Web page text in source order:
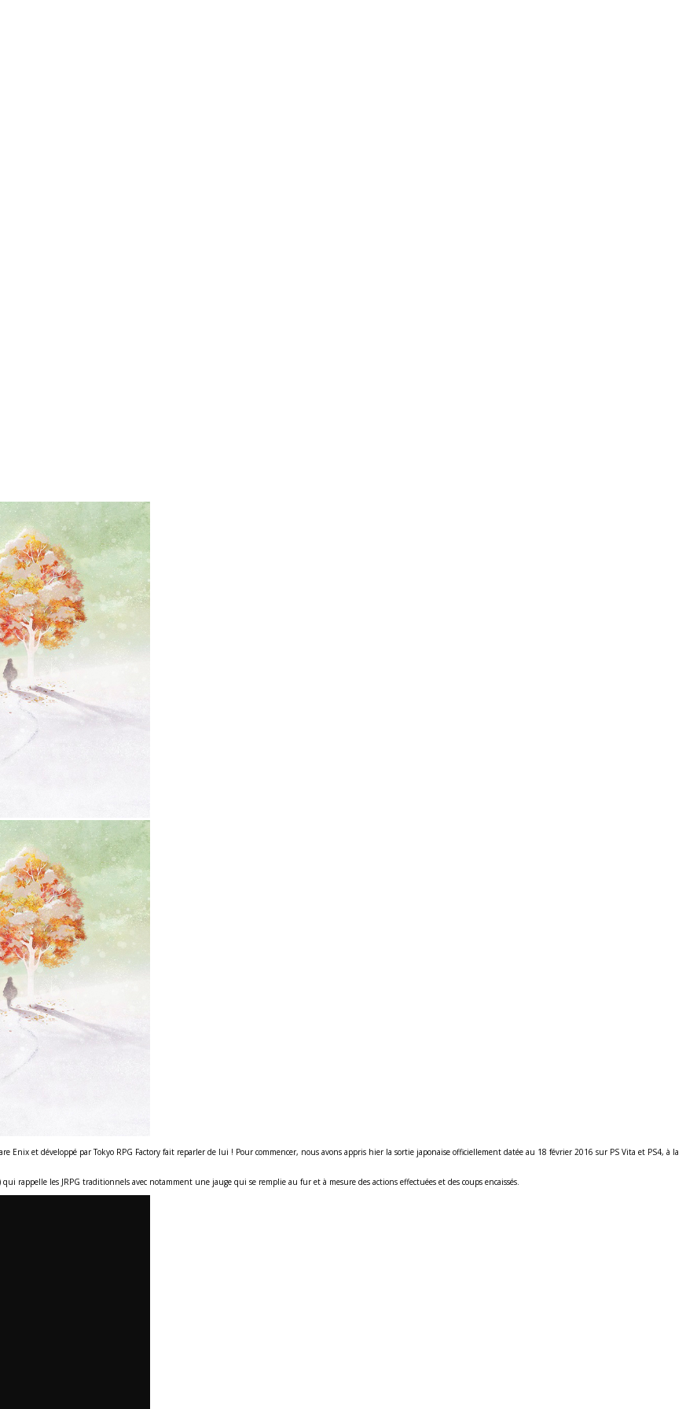
Enix et développé par Tokyo RPG Factory fait reparler de lui ! Pour commencer, nous avons appris hier la sortie japonaise officiellement datée au 18 février 2016 sur PS Vita et PS4, à la
rappelle les JRPG traditionnels avec notamment une jauge qui se remplie au fur et à mesure des actions effectuées et des coups encaissés.